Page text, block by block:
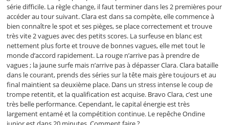
série difficile. La règle change, il faut terminer dans les 2 premières pour
accéder au tour suivant. Clara est dans sa compète, elle commence à
bien connaître le spot et ses pièges, se place correctement et trouve
très vite 2 vagues avec des petits scores. La surfeuse en blanc est
nettement plus forte et trouve de bonnes vagues, elle met tout le
monde d’accord rapidement. La rouge n’arrive pas à prendre de
vagues ; la jaune surfe mais n’arrive pas à dépasser Clara. Clara bataille
dans le courant, prends des séries sur la tête mais gère toujours et au
final maintient sa deuxième place. Dans un stress intense le coup de
trompe retentit, et la qualification est acquise. Bravo Clara, c’est une
très belle performance. Cependant, le capital énergie est très
largement entamé et la compétition continue. Le repêche Ondine